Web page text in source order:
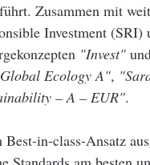
Zusammen mit
Investment
"Invest"
Ecology A",
– A – EUR".
Best-in-class-Ansatz